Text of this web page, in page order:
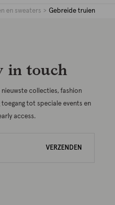
en sweaters Gebreide truien
in touch
collecties, fashion
tot speciale events en
access.
VERZENDEN